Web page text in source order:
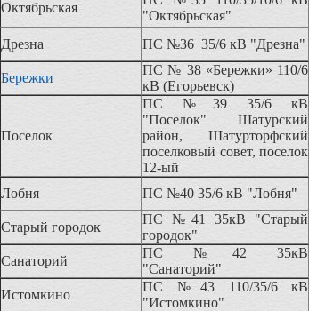
Октябрьская
"Октябрьская"
Дрезна ПС №36 35/6 кВ "Дрезна"
Бережки
ПС № 38 «Бережки» 110/6
кВ (Егорьевск)
Поселок
ПС №39 35/6 кВ
"Поселок" Шатурский
район, Шатурторфский
поселковый совет, поселок
12-ый
Лобня ПС №40 35/6 кВ "Лобня"
Старый городок
ПС №41 35кВ "Старый
городок"
Санаторий
ПС №42 35кВ
"Санаторий"
Истомкино
ПС №43 110/35/6 кВ
"Истомкино"